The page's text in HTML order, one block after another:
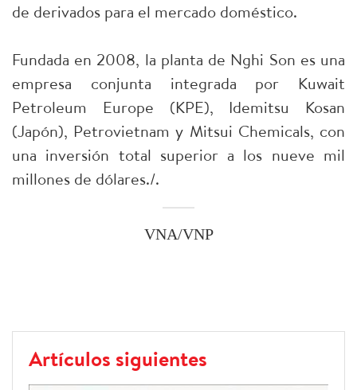
de derivados para el mercado doméstico.
Fundada en 2008, la planta de Nghi Son es una
empresa conjunta integrada por Kuwait
Petroleum Europe (KPE), Idemitsu Kosan
(Japón), Petrovietnam y Mitsui Chemicals, con
una inversión total superior a los nueve mil
millones de dólares./.
VNA/VNP
Artículos siguientes